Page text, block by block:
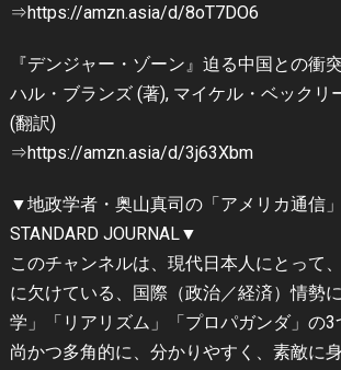
⇒https://amzn.asia/d/8oT7DO6
『デンジャー・ゾーン』迫る中国との衝突
ハル・ブランズ (著), マイケル・ベックリ
(翻訳)
⇒https://amzn.asia/d/3j63Xbm
▼地政学者・奥山真司の「アメリカ通信
STANDARD JOURNAL▼
このチャンネルは、現代日本人にとって
に欠けている、国際（政治／経済）情勢
学」「リアリズム」「プロパガンダ」の
尚かつ多角的に、分かりやすく、素敵に